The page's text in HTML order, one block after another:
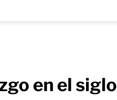
en el siglo